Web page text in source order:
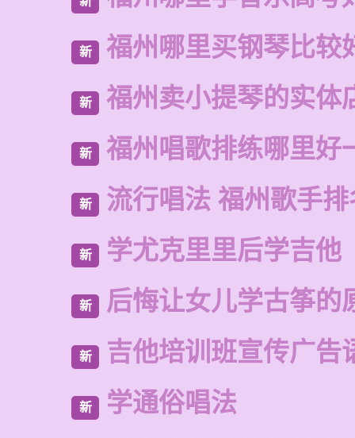
新 福州哪里买钢琴比较
新 福州卖小提琴的实体
新 福州唱歌排练哪里好
新 流行唱法 福州歌手
新 学尤克里里后学吉他
新 后悔让女儿学古筝的
新 吉他培训班宣传广告
新 学通俗唱法